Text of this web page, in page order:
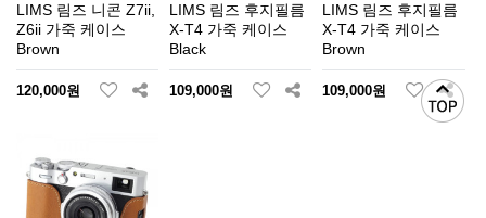
LIMS 림즈 니콘 Z7ii,
Z6ii 가죽 케이스
Brown
120,000원
LIMS 림즈 후지필름
X-T4 가죽 케이스
Black
109,000원
LIMS 림즈 후지필름
X-T4 가죽 케이스
Brown
109,000원